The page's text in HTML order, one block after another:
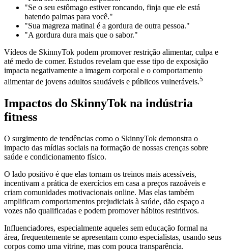
"Se o seu estômago estiver roncando, finja que ele está
batendo palmas para você."
"Sua magreza matinal é a gordura de outra pessoa."
"A gordura dura mais que o sabor."
Vídeos de SkinnyTok podem promover restrição alimentar, culpa e
até medo de comer. Estudos revelam que esse tipo de exposição
impacta negativamente a imagem corporal e o comportamento
alimentar de jovens adultos saudáveis e públicos vulneráveis.5
Impactos do SkinnyTok na indústria
fitness
O surgimento de tendências como o SkinnyTok demonstra o
impacto das mídias sociais na formação de nossas crenças sobre
saúde e condicionamento físico.
O lado positivo é que elas tornam os treinos mais acessíveis,
incentivam a prática de exercícios em casa a preços razoáveis e
criam comunidades motivacionais online. Mas elas também
amplificam comportamentos prejudiciais à saúde, dão espaço a
vozes não qualificadas e podem promover hábitos restritivos.
Influenciadores, especialmente aqueles sem educação formal na
área, frequentemente se apresentam como especialistas, usando seus
corpos como uma vitrine, mas com pouca transparência.